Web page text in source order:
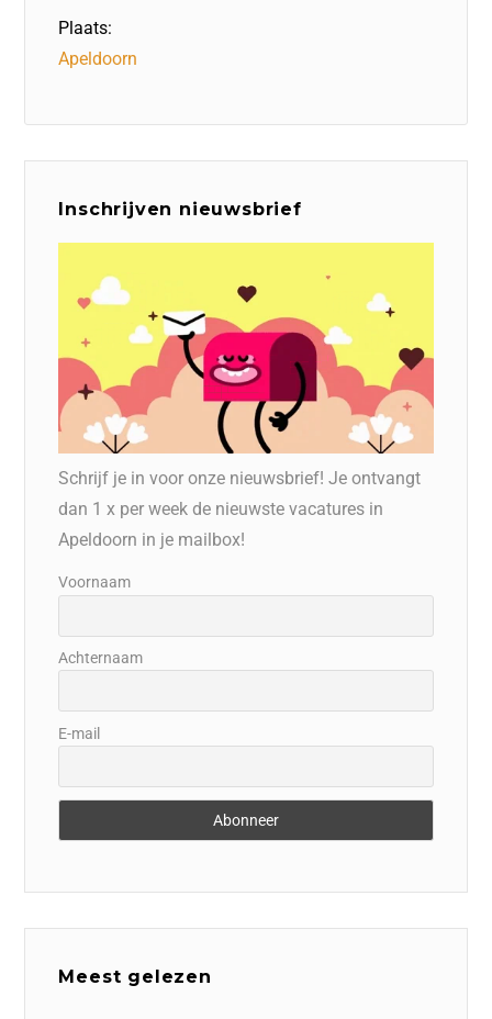
Plaats:
Apeldoorn
Inschrijven nieuwsbrief
Schrijf je in voor onze nieuwsbrief! Je ontvangt
dan 1 x per week de nieuwste vacatures in
Apeldoorn in je mailbox!
Voornaam
Achternaam
E-mail
Meest gelezen